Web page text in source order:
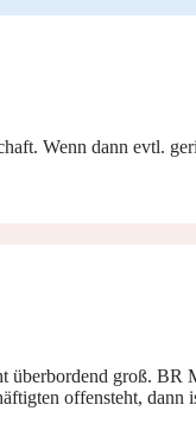
Wenn dann evtl.
überbordend groß.
offensteht,